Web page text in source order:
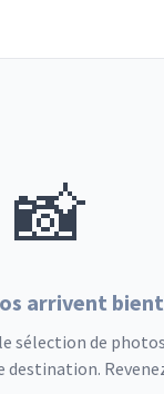
📸
arrivent
sélection de
destination.